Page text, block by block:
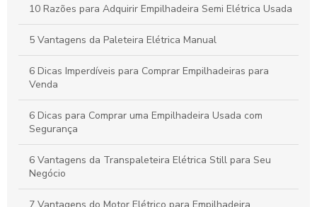
Peças para Empilhadeira: Como Escolher as Melhores Opções
para seu Equipamento
10 Razões para Adquirir Empilhadeira Semi Elétrica Usada
5 Vantagens da Paleteira Elétrica Manual
6 Dicas Imperdíveis para Comprar Empilhadeiras para
Venda
6 Dicas para Comprar uma Empilhadeira Usada com
Segurança
6 Vantagens da Transpaleteira Elétrica Still para Seu
Negócio